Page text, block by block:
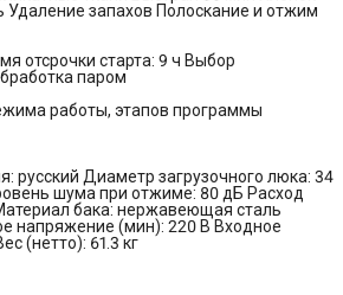
запахов Полоскание и отжим
отсрочки старта: 9 ч Выбор
паром
работы, этапов программы
русский Диаметр загрузочного люка: 34
шума при отжиме: 80 дБ Расход
бака: нержавеющая сталь
напряжение (мин): 220 В Входное
(нетто): 61.3 кг